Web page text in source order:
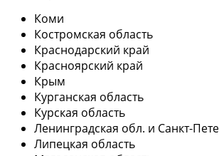
Коми
Костромская область
Краснодарский край
Красноярский край
Крым
Курганская область
Курская область
Ленинградская обл. и Санкт-
Липецкая область